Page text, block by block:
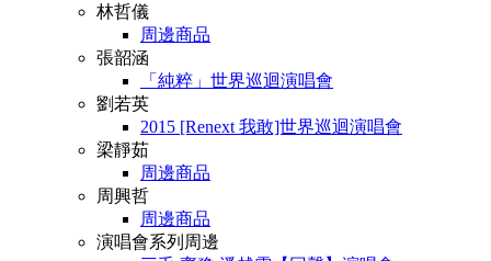
林哲儀
周邊商品
張韶涵
「純粹」世界巡迴演唱會
劉若英
2015 [Renext 我敢]世界巡迴演唱會
梁靜茹
周邊商品
周興哲
周邊商品
演唱會系列周邊